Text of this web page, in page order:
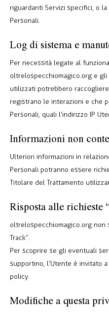
riguardanti Servizi specifici, o
Personali.
Log di sistema e
Per necessità legate al
oltrelospecchiomagico.org e
utilizzati potrebbero
registrano le interazioni e che
Personali, quali l’indirizzo IP
Informazioni non
Ulteriori informazioni in
Personali potranno essere
Titolare del Trattamento
Risposta alle richieste
oltrelospecchiomagico.org non
Track”.
Per scoprire se gli eventuali
supportino, l’Utente è invitato
policy.
Modifiche a questa